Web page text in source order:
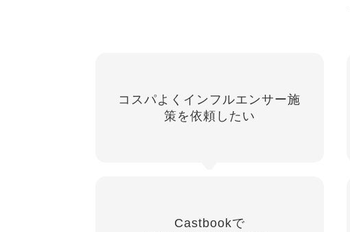
コスパよくインフルエンサー施
策を依頼したい
Castbookで